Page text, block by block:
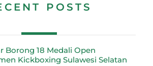
POSTS
Borong 18 Medali Open
Kickboxing Sulawesi Selatan